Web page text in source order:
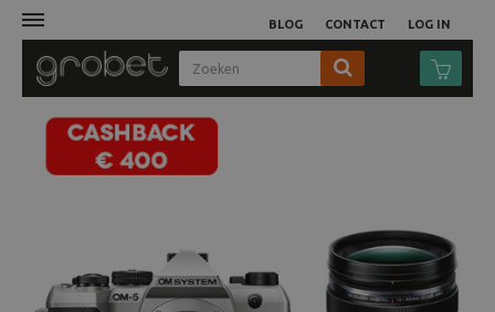
LOG IN
BLOG CONTACT
Afdruk
Video